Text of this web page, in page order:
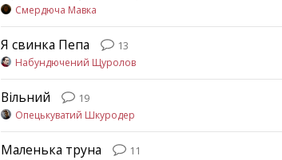
Смердюча Мавка
Я свинка Пепа 13
Набундючений Щуролов
Вільний 19
Опецькуватий Шкуродер
Маленька труна 11